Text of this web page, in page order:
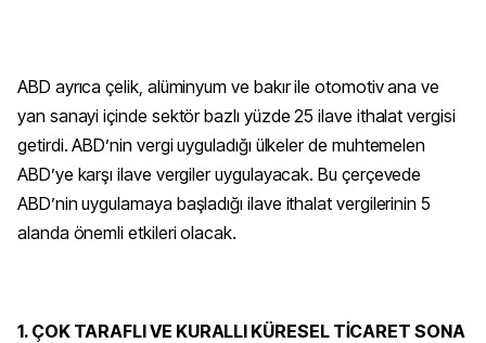
ABD ayrıca çelik, alüminyum ve bakır ile otomotiv ana ve
yan sanayi içinde sektör bazlı yüzde 25 ilave ithalat vergisi
getirdi. ABD’nin vergi uyguladığı ülkeler de muhtemelen
ABD’ye karşı ilave vergiler uygulayacak. Bu çerçevede
ABD’nin uygulamaya başladığı ilave ithalat vergilerinin 5
alanda önemli etkileri olacak.
1. ÇOK TARAFLI VE KURALLI KÜRESEL TİCARET SONA